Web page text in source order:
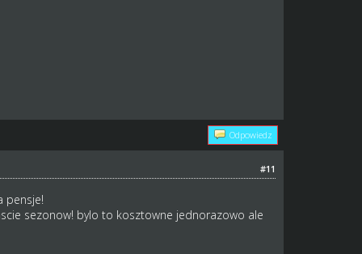
Odpowiedz
#11
pensje!
sezonow! bylo to kosztowne jednorazowo ale